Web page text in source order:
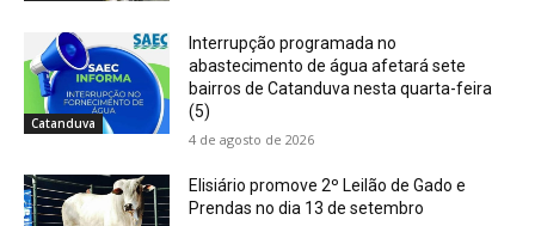
Catanduva
Interrupção programada no
abastecimento de água afetará sete
bairros de Catanduva nesta quarta-feira
(5)
4 de agosto de 2026
Elisiário promove 2º Leilão de Gado e
Prendas no dia 13 de setembro